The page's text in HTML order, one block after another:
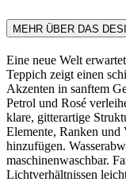
MEHR ÜBER DAS
Eine neue Welt
Teppich zeigt einen
Akzenten in sanftem
Petrol und Rosé
klare, gitterartige
Elemente, Ranken
hinzufügen.
maschinenwaschbar.
Lichtverhältnissen